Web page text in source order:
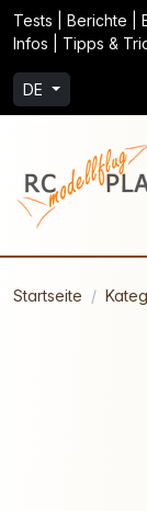
Tests | Berichte |
Infos | Tipps &
DE
Startseite